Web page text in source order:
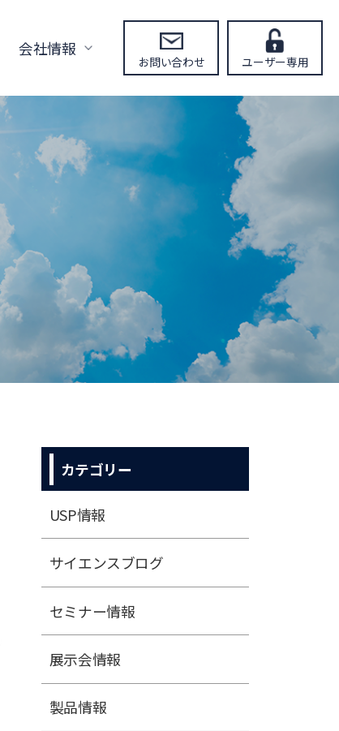
会社情報
お問い合わせ ユーザー専用
カテゴリー
USP情報
サイエンスブログ
セミナー情報
展⽰会情報
製品情報